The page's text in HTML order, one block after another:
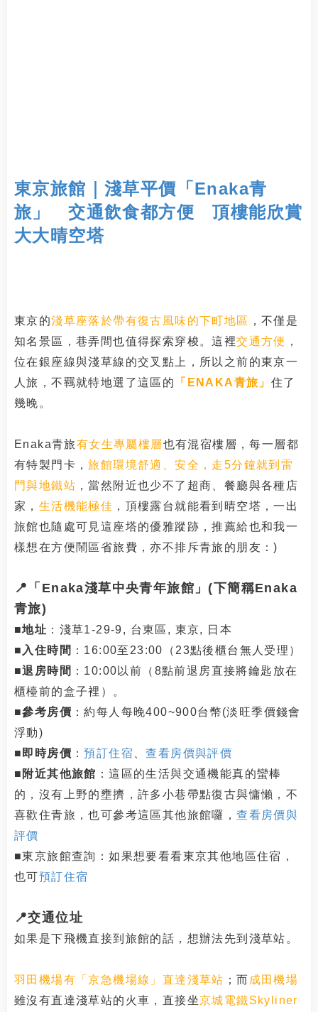
東京旅館｜淺草平價「Enaka青
旅」 交通飲食都方便 頂樓能欣賞
大大晴空塔
東京的淺草座落於帶有復古風味的下町地區 ，不僅是
知名景區，巷弄間也值得探索穿梭。這裡交通方便 ，
位在銀座線與淺草線的交叉點上，所以之前的東京一
人旅，不羈就特地選了這區的
「 ENAKA青旅」 住了
幾晚。
Enaka青旅有女生專屬樓層也有混宿樓層，每一層都
有特製門卡，旅館環境舒適、安全，走5分鐘就到雷
門與地鐵站 ，當然附近也少不了超商、餐廳與各種店
家， 生活機能極佳 ，頂樓露台就能看到晴空塔，一出
旅館也隨處可見這座塔的優雅蹤跡，推薦給也和我一
樣想在方便鬧區省旅費，亦不排斥青旅的朋友：)
📍 「Enaka淺草中央青年旅館」(下簡稱Enaka
青旅)
■地址 ：淺草1-29-9, 台東區, 東京, 日本
■入住時間 ：16:00至23:00（23點後櫃台無人受理）
■退房時間 ：10:00以前（8點前退房直接將鑰匙放在
櫃檯前的盒子裡）。
■參考房價 ：約每人每晚400~900台幣(淡旺季價錢會
浮動)
■ 即時房價 ：預訂住宿 、查看房價與評價
■ 附近其他旅館 ：這區的生活與交通機能真的蠻棒
的，沒有上野的壅擠，許多小巷帶點復古與慵懶，不
喜歡住青旅，也可參考這區其他旅館囉，查看房價與
評價
■東京旅館查詢：如果想要看看東京其他地區住宿，
也可預訂住宿
📍交通位址
如果是下飛機直接到旅館的話，想辦法先到淺草站。
羽田機場有「京急機場線」直達淺草站 ；而 成田機場
雖沒有直達淺草站的火車，直接坐京城電鐵Skyliner